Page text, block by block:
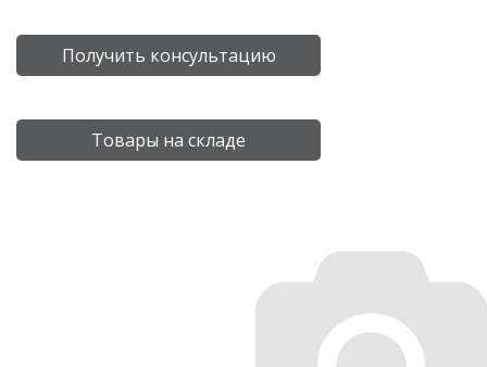
Получить консультацию
Товары на складе